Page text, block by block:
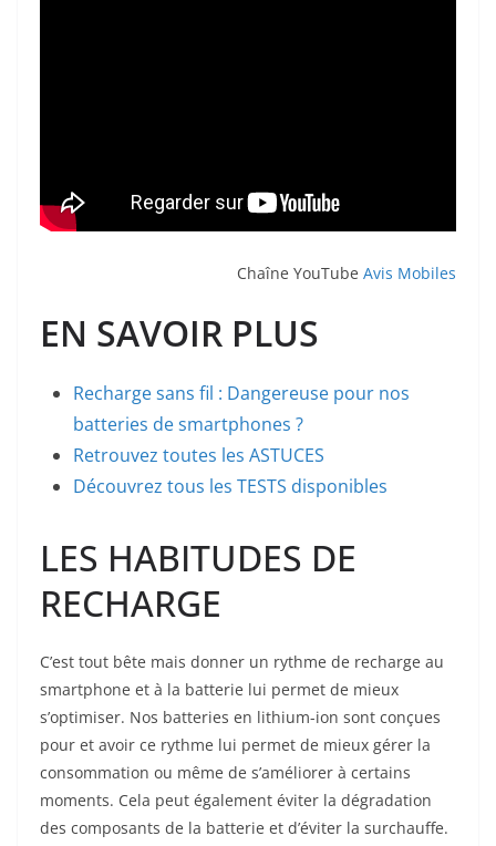
Chaîne YouTube Avis Mobiles
EN SAVOIR PLUS
Recharge sans fil : Dangereuse pour nos
batteries de smartphones ?
Retrouvez toutes les ASTUCES
Découvrez tous les TESTS disponibles
LES HABITUDES DE
RECHARGE
C’est tout bête mais donner un rythme de recharge au
smartphone et à la batterie lui permet de mieux
s’optimiser. Nos batteries en lithium-ion sont conçues
pour et avoir ce rythme lui permet de mieux gérer la
consommation ou même de s’améliorer à certains
moments. Cela peut également éviter la dégradation
des composants de la batterie et d’éviter la surchauffe.